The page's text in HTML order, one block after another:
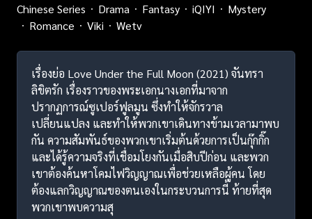
Chinese Series
Drama Fantasy iQIYI
Mystery
Romance
Viki Wetv
เรื่องย่อ Love Under the Full Moon (2021) จันทรา
ลิขิตรัก เรื่องราวของพระเอกนางเอกที่มาจาก
ปรากฏการณ์ซูเปอร์ฟูลมูน ซึ่งทำให้จักรวาล
เปลี่ยนแปลง และทำให้พวกเขาเดินทางข้ามเวลามาพบ
กัน ความสัมพันธ์ของพวกเขาเริ่มต้นด้วยการเป็นกุ๊กกิ๊ก
และได้รู้ความจริงที่เชื่อมโยงกันเมื่อสิบปีก่อน และพวก
เขาต้องค้นหาโคมไฟวิญญาณเพื่อช่วยเหลือผู้คน โดย
ต้องแลกวิญญาณของตนเองในกระบวนการนี้ ท้ายที่สุด
พวกเขาพบความสุ